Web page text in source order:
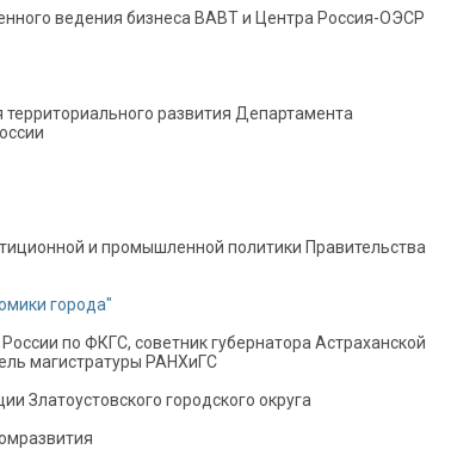
ведения бизнеса ВАВТ и Центра Россия-ОЭСР
развития Департамента
и промышленной политики Правительства
города"
по ФКГС, советник губернатора Астраханской
магистратуры РАНХиГС
Златоустовского городского округа